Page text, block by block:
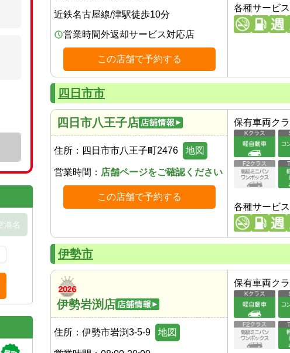
近鉄名古屋線/津駅徒歩10分
営業時間外返却サービス対応店
この店舗で予約する
各種サービス
四日市市
四日市八王子店
住所： 四日市市八王子町2476 地図
営業時間： 店舗ページをご確認ください
この店舗で予約する
保有車両ク
各種サービス
伊勢市
伊勢岩渕店
住所： 伊勢市岩渕3-5-9 地図
保有車両ク
港名